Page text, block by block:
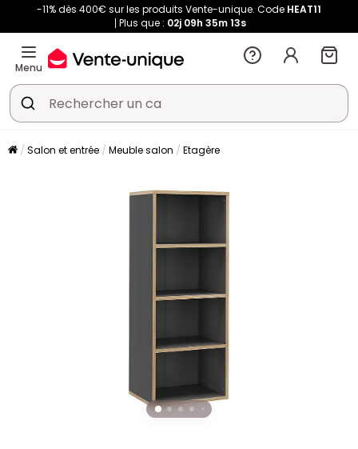
-11% dès 400€ sur les produits Vente-unique. Code HEAT11
Plus que : 02j 09h 35m13s
Menu
Salon et entrée Meuble salon Etagère